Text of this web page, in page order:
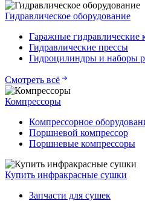
Гидравлическое оборудование
Гаражные гидравлические
Гидравлические прессы
Гидроцилиндры и наборы
Смотреть всё
Компрессоры
Компрессорное
Поршневой компрессор
Поршневые компрессоры
Купить инфракрасные сушки
Запчасти для сушек